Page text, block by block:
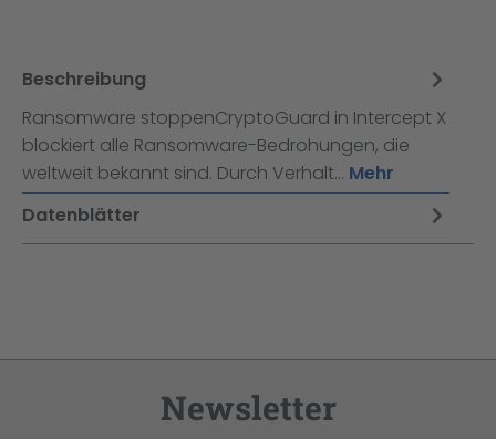
Beschreibung
Ransomware stoppenCryptoGuard in Intercept X
blockiert alle Ransomware-Bedrohungen, die
weltweit bekannt sind. Durch Verhalt… Mehr
Datenblätter
Newsletter